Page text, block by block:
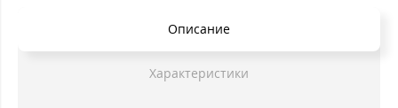
Описание
Характеристики